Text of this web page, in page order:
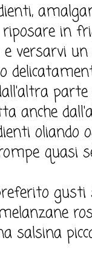
in
versarvi
parte
anche
oliando
quasi
salsina